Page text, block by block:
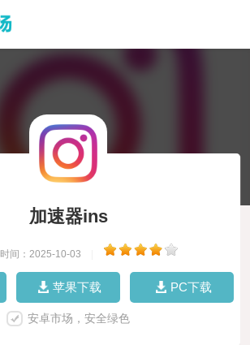
加速器ins
时间：2025-10-03
苹果下载 PC下载
安卓市场，安全绿色